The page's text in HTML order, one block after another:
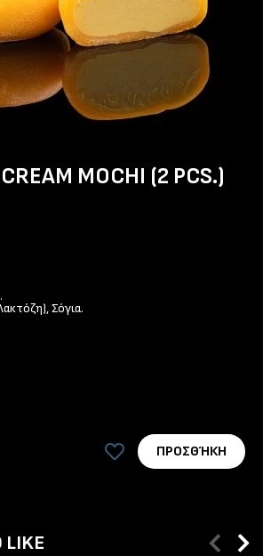
MOCHI (2 PCS.)
Σόγια.
ΠΡΟΣΘΉΚΗ
LIKE